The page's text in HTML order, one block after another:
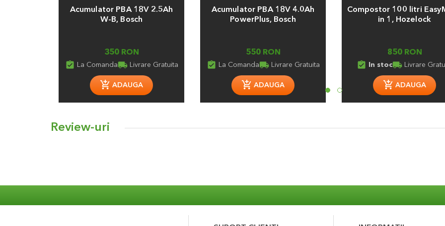
Acumulator PBA 18V 2.5Ah
W-B, Bosch
350 RON
assignment_turned_in La Comandalocal_shipping Livrare Gratuita
ADAUGA
Acumulator PBA 18V 4.0Ah
PowerPlus, Bosch
550 RON
assignment_turned_in La Comandalocal_shipping Livrare Gratuita
ADAUGA
Compostor 100 litri
in 1, Hozelock
850 RON
assignment_turned_in In stoclocal_shipping Livrare
ADAUGA
Review-uri